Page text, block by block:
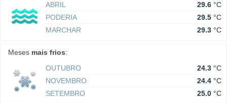
ABRIL
29.6 °C
PODERIA
29.5 °C
MARCHAR
29.3 °C
Meses mais frios:
OUTUBRO
24.3 °C
NOVEMBRO
24.4 °C
SETEMBRO
25.0 °C